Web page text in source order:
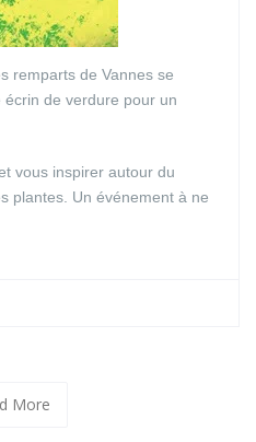
remparts de Vannes se
de verdure pour un
vous inspirer autour du
plantes. Un événement à ne
More